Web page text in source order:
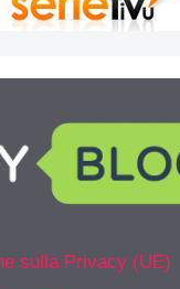
sulla Privacy (UE)